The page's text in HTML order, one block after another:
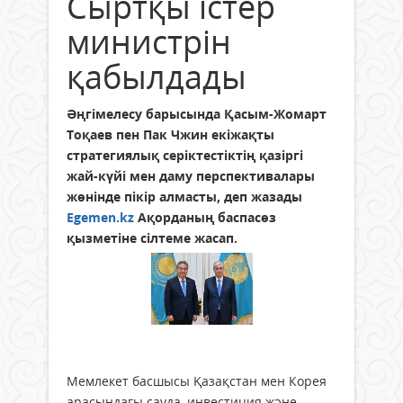
министрін
қабылдады
Әңгімелесу барысында Қасым-Жомарт
Тоқаев пен Пак Чжин екіжақты
стратегиялық серіктестіктің қазіргі
жай-күйі мен даму перспективалары
жөнінде пікір алмасты, деп жазады
Egemen.kz Ақорданың баспасөз
қызметіне сілтеме жасап.
Мемлекет басшысы Қазақстан мен Корея